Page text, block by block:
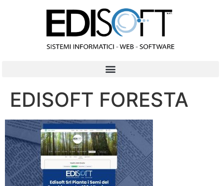
EDISOFT FORESTA